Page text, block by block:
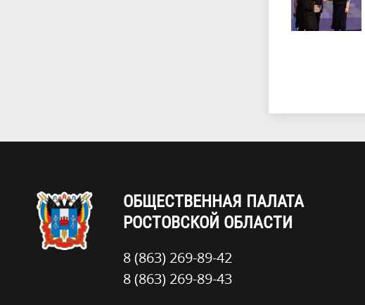
ОБЩЕСТВЕННАЯ ПАЛАТА
РОСТОВСКОЙ ОБЛАСТИ
8 (863) 269-89-42
8 (863) 269-89-43